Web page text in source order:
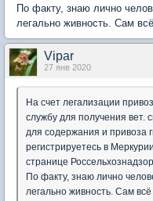
По факту, знаю лично
легально живность. Сам
Vipar
27 янв 2020
На счет легализации
службу для получения вет.
для содержания и привоза
регистрируетесь в
странице
По факту, знаю лично
легально живность. Сам